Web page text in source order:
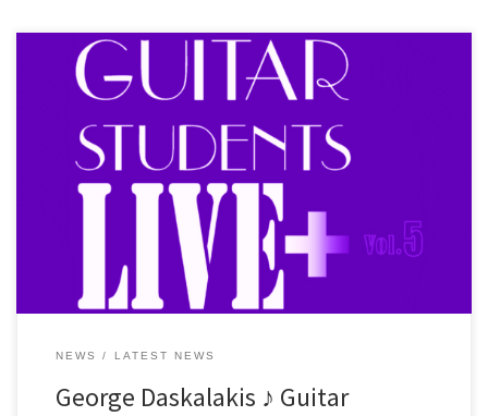
Την Κυριακή 5 Απριλίου, νέοι & παλιοί μαθητές του πολύπειρου
Γιώργου Δασκαλάκη καταλαμβάνουν τη σκηνή, σ’ ένα
απολαυστικό & πολυσύνθετο live! follow: Giorgos Daskalakis
προσέλευση: 18:30 | είσοδος ελεύθερη #egalite_pub
NEWS LATEST NEWS
George Daskalakis ♪ Guitar